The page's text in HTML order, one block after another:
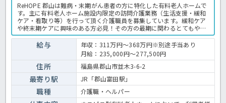
ReHOPE 郡山は難病・末期がん患者の方に特化した有料老人ホームで
す。主に有料老人ホーム施設内限定の訪問介護業務（生活支援・緩和
ケア・看取り等）を行って頂く介護職員を募集しています。緩和ケア
や終末期ケアに興味のある方必見！その方の最期に関わるとてもやり
がいのあるお仕事です。初任者研修以上の介護の実務経験がある方で
あれば応募OK◎人気の高給与求人ですので、ご興味をお持ちの方はお
早目にほっ介護までお問い合わせください☆有料老人ホームでの介護
業務全般です。 ＜介護職 正職員 有料老人ホームの求人＞
給与
年収：311万円～368万円※別途手当あり
月給：235,000円～277,500円
住所 福島県郡山市並木3-6-2
最寄り駅 JR「郡山富田駅」
職種 介護職・ヘルパー